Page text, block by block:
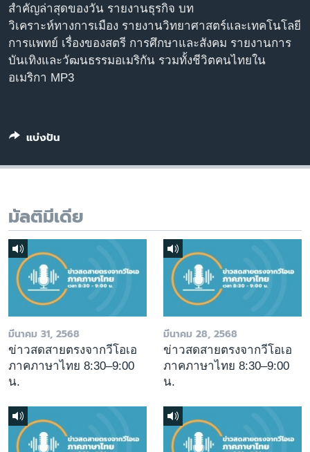
เลือกภาษา
สำคัญล่าสุดของวัน รายงานธุรกิจ บท
วิเคราะห์ทางการเมือง รายงานวิทยาศาสตร์และเทคโนโลยี
การแพทย์ เรื่องของสตรี การศึกษาและสังคม รายงานการ
บันเทิงและวัฒนธรรมอเมริกัน รวมทั้งชีวิตคนไทยใน
อเมริกา MP3
แบ่งปัน
มัลติมีเดีย
มีนาคม 31, 2568
ข่าวสดสายตรงจากวีโอเอ
ภาคภาษาไทย 8:30–9:00
น.
มีนาคม 28, 2568
ข่าวสดสายตรงจากวีโอเอ
ภาคภาษาไทย 8:30–9:00
น.